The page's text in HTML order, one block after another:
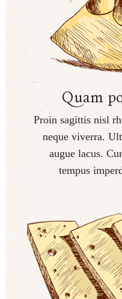
Quam
Proin sagittis nisl
neque viverra.
augue lacus.
tempus